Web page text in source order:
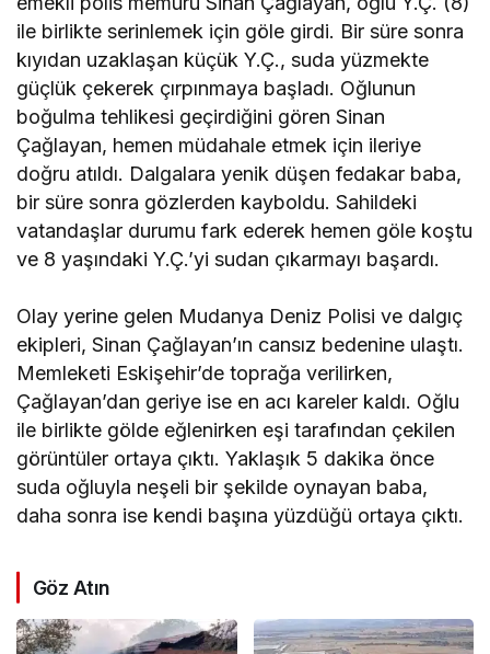
ile birlikte serinlemek için göle girdi. Bir süre sonra
kıyıdan uzaklaşan küçük Y.Ç., suda yüzmekte
güçlük çekerek çırpınmaya başladı. Oğlunun
boğulma tehlikesi geçirdiğini gören Sinan
Çağlayan, hemen müdahale etmek için ileriye
doğru atıldı. Dalgalara yenik düşen fedakar baba,
bir süre sonra gözlerden kayboldu. Sahildeki
vatandaşlar durumu fark ederek hemen göle koştu
ve 8 yaşındaki Y.Ç.’yi sudan çıkarmayı başardı.
Olay yerine gelen Mudanya Deniz Polisi ve dalgıç
ekipleri, Sinan Çağlayan’ın cansız bedenine ulaştı.
Memleketi Eskişehir’de toprağa verilirken,
Çağlayan’dan geriye ise en acı kareler kaldı. Oğlu
ile birlikte gölde eğlenirken eşi tarafından çekilen
görüntüler ortaya çıktı. Yaklaşık 5 dakika önce
suda oğluyla neşeli bir şekilde oynayan baba,
daha sonra ise kendi başına yüzdüğü ortaya çıktı.
Göz Atın